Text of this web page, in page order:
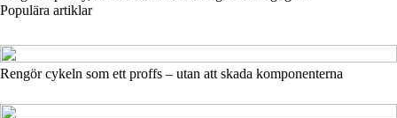
Populära artiklar
Rengör cykeln som ett proffs – utan att skada komponenterna